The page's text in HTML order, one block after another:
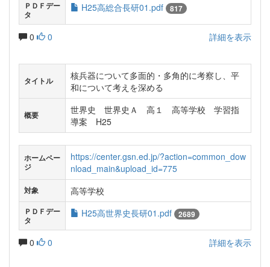
ＰＤＦデー
タ
H25高総合長研01.pdf 817
0 0 詳細を表示
タイトル
核兵器について多面的・多角的に考察し、平
和について考えを深める
概要
世界史 世界史Ａ 高１ 高等学校 学習指
導案 H25
ホームペー
ジ
https://center.gsn.ed.jp/?action=common_dow
nload_main&upload_id=775
対象 高等学校
ＰＤＦデー
タ
H25高世界史長研01.pdf 2689
0 0 詳細を表示